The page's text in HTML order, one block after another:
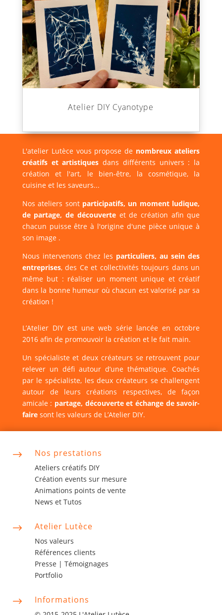
Atelier DIY Cyanotype
L'atelier Lutèce vous propose de nombreux ateliers
créatifs et artistiques dans différents univers : la
création et l'art, le bien-être, la cosmétique, la
cuisine et les saveurs...
Nos ateliers sont participatifs, un moment ludique,
de partage, de découverteet de création afin que
chacun puisse être à l'origine d'une pièce unique à
son image .
Nous intervenons chez les particuliers, au sein des
entreprises, des Ce et collectivités toujours dans un
même but : réaliser un moment unique et créatif
dans la bonne humeur où chacun est valorisé par sa
création !
L’Atelier DIY est une web série lancée en octobre
2016 afin de promouvoir la création et le fait main.
Un spécialiste et deux créateurs se retrouvent pour
relever un défi autour d’une thématique. Coachés
par le spécialiste, les deux créateurs se challengent
autour de leurs créations respectives, de façon
amicale : partage, découverte et échange de savoir-
fairesont les valeurs de L’Atelier DIY.
$ Nos prestations
Ateliers créatifs DIY
Création events sur mesure
Animations points de vente
News et Tutos
$ Atelier Lutèce
Nos valeurs
Références clients
Presse | Témoignages
Portfolio
$ Informations